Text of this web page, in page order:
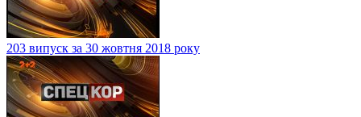
203 випуск за 30 жовтня 2018 року